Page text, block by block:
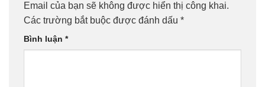
Email của bạn sẽ không được hiển thị công khai.
Các trường bắt buộc được đánh dấu *
Bình luận *